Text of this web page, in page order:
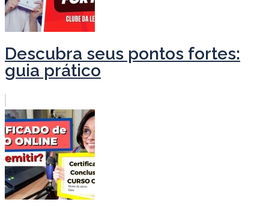
Descubra seus pontos fortes:
guia prático